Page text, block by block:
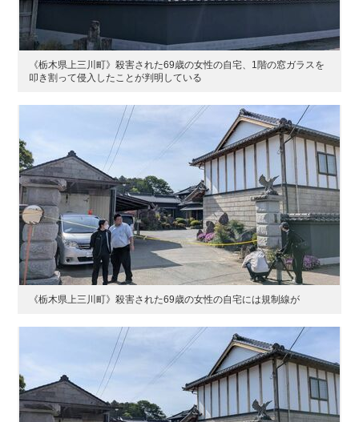
《栃木県上三川町》殺害された69歳の女性の自宅、1階の窓ガラスを
叩き割って侵入したことが判明している
《栃木県上三川町》殺害された69歳の女性の自宅には規制線が